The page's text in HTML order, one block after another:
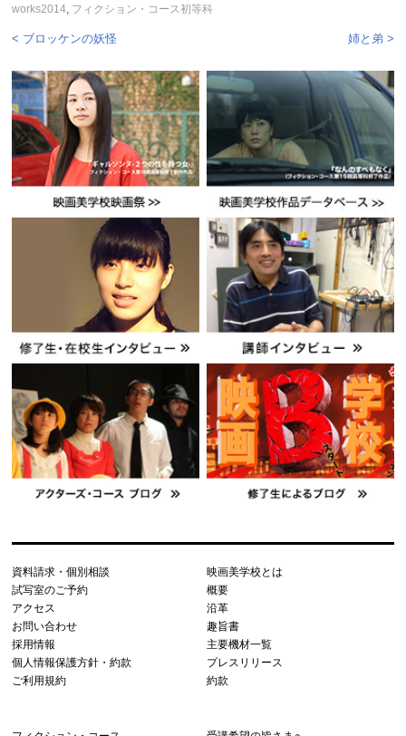
works2014, フィクション・コース初等科
< ブロッケンの妖怪 姉と弟 >
資料請求・個別相談
試写室のご予約
アクセス
お問い合わせ
採用情報
個人情報保護方針・約款
ご利用規約
映画美学校とは
概要
沿革
趣旨書
主要機材一覧
プレスリリース
約款